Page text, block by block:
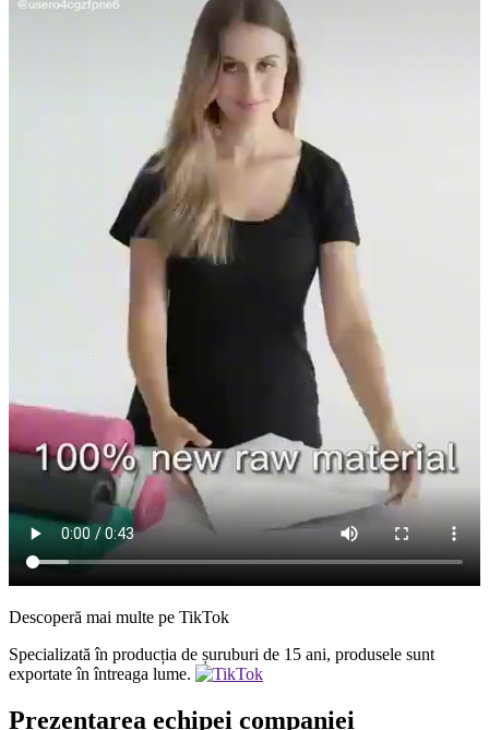
Descoperă mai multe pe TikTok
Specializată în producția de șuruburi de 15 ani, produsele sunt
exportate în întreaga lume.
Prezentarea echipei companiei